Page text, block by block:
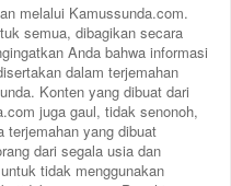
melalui Kamussunda.com.
semua, dibagikan secara
Anda bahwa informasi
dalam terjemahan
Konten yang dibuat dari
juga gaul, tidak senonoh,
terjemahan yang dibuat
dari segala usia dan
tidak menggunakan